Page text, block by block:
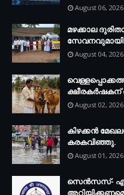
August 06, 2026
മഴക്കാല
സേവനവുമായി
August 04, 2026
August 02, 2026
കിഴക്കന്‍
കരകവിഞ്ഞു.
August 01, 2026
സെന്‍സസ്-